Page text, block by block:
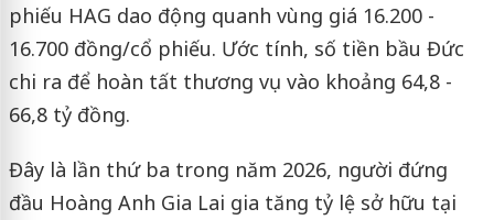
phiếu HAG dao động quanh vùng giá 16.200 -
16.700 đồng/cổ phiếu. Ước tính, số tiền bầu Đức
chi ra để hoàn tất thương vụ vào khoảng 64,8 -
66,8 tỷ đồng.
Đây là lần thứ ba trong năm 2026, người đứng
đầu Hoàng Anh Gia Lai gia tăng tỷ lệ sở hữu tại